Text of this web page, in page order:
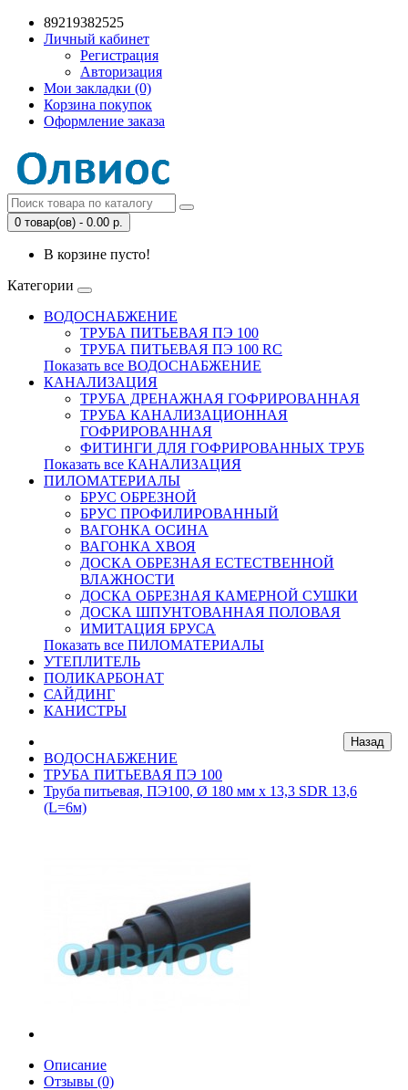
89219382525
Личный кабинет
Регистрация
Авторизация
Мои закладки (0)
Корзина покупок
Оформление заказа
0 товар(ов) - 0.00 р.
В корзине пусто!
Категории
ВОДОСНАБЖЕНИЕ
ТРУБА ПИТЬЕВАЯ ПЭ 100
ТРУБА ПИТЬЕВАЯ ПЭ 100 RC
Показать все ВОДОСНАБЖЕНИЕ
КАНАЛИЗАЦИЯ
ТРУБА ДРЕНАЖНАЯ ГОФРИРОВАННАЯ
ТРУБА КАНАЛИЗАЦИОННАЯ
ГОФРИРОВАННАЯ
ФИТИНГИ ДЛЯ ГОФРИРОВАННЫХ ТРУБ
Показать все КАНАЛИЗАЦИЯ
ПИЛОМАТЕРИАЛЫ
БРУС ОБРЕЗНОЙ
БРУС ПРОФИЛИРОВАННЫЙ
ВАГОНКА ОСИНА
ВАГОНКА ХВОЯ
ДОСКА ОБРЕЗНАЯ ЕСТЕСТВЕННОЙ
ВЛАЖНОСТИ
ДОСКА ОБРЕЗНАЯ КАМЕРНОЙ СУШКИ
ДОСКА ШПУНТОВАННАЯ ПОЛОВАЯ
ИМИТАЦИЯ БРУСА
Показать все ПИЛОМАТЕРИАЛЫ
УТЕПЛИТЕЛЬ
ПОЛИКАРБОНАТ
САЙДИНГ
КАНИСТРЫ
ВОДОСНАБЖЕНИЕ
ТРУБА ПИТЬЕВАЯ ПЭ 100
Труба питьевая, ПЭ100, Ø 180 мм x 13,3 SDR 13,6
(L=6м)
Описание
Отзывы (0)